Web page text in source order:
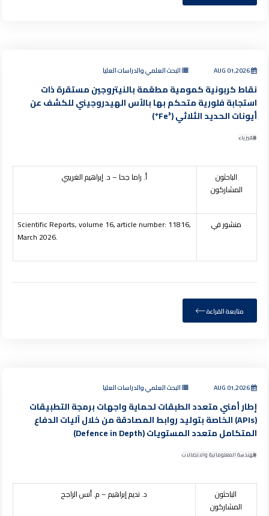
AUG 01,2026 البحث العلمي والدراسات العليا
نقاط كربونية كمومية مطعّمة بالنيتروجين مستقرة ذات
استجابة فلورية متحكم بها بالأس الهيدروجيني للكشف عن
أيونات الحديد الثلاثي (Fe³⁺)
الفيزياء
الباحثون
المشاركون
أ. راما جحا – د. إبراهيم الغريبي
منشور في
Scientific Reports, volume 16, article number: 11816,
March 2026.
متابعة القراءة
AUG 01,2026 البحث العلمي والدراسات العليا
إطار أمني متعدد الطبقات لحماية واجهات برمجة التطبيقات
(APIs) الخاصة بتوليد روابط المصادقة من خلال آليات الدفاع
المتكامل متعدد المستويات (Defence in Depth)
الهندسة المعلوماتية والاتصالات
الباحثون
المشاركون
د. نديم إبراهيم – م. أنس الراجح